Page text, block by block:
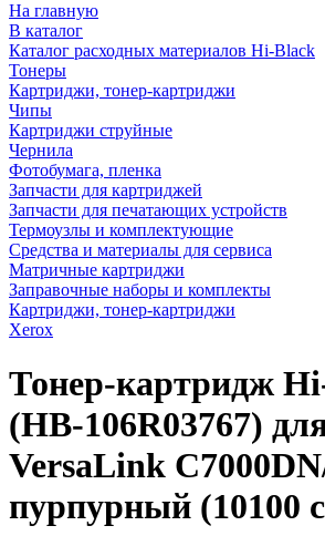
На главную
В каталог
Каталог расходных материалов Hi-Black
Тонеры
Картриджи, тонер-картриджи
Чипы
Картриджи струйные
Чернила
Фотобумага, пленка
Запчасти для картриджей
Запчасти для печатающих устройств
Термоузлы и комплектующие
Средства и материалы для сервиса
Матричные картриджи
Заправочные наборы и комплекты
Картриджи, тонер-картриджи
Xerox
Тонер-картридж
(HB-106R03767)
VersaLink
пурпурный (10100